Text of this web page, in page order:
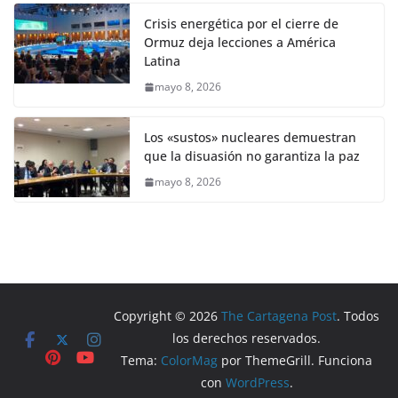
Crisis energética por el cierre de
Ormuz deja lecciones a América
Latina
mayo 8, 2026
Los «sustos» nucleares demuestran
que la disuasión no garantiza la paz
mayo 8, 2026
Copyright © 2026The Cartagena Post. Todos
los derechos reservados.
Tema: ColorMag por ThemeGrill. Funciona
con WordPress.